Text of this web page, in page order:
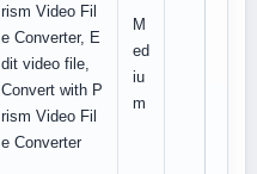
rism Video Fil
e Converter, E
dit video file,
Convert with P
rism Video Fil
e Converter
M
ed
iu
m